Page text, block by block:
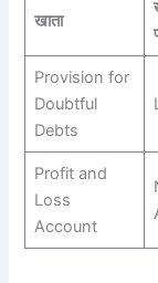
खाता
Provision for
Doubtful
Debts
Profit and
Loss
Account